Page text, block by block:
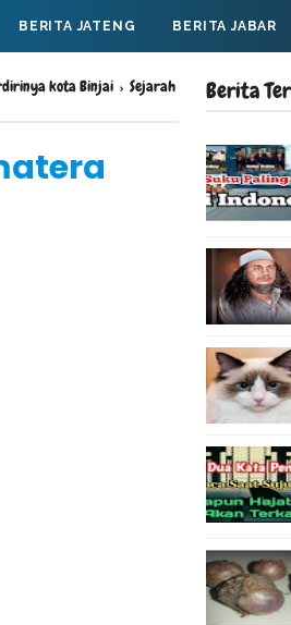
BERITA JATENG BERITA JABAR
kota Binjai › Sejarah
Berita